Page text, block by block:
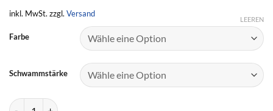
inkl. MwSt. zzgl. Versand
Farbe
Schwammstärke
LEEREN
TIBHAR Belag GRASS D.TECS GS Menge